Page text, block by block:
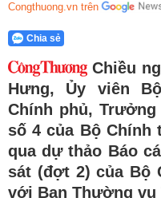
Congthuong.vn trên
Chia sẻ
Chiều
Hưng, Ủy viên
Chính phủ,
số 4 của Bộ
qua dự thảo Báo
sát (đợt 2) của Bộ
với Ban Thường vụ